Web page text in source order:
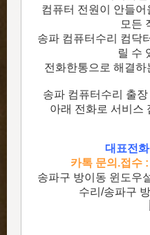
컴퓨터 전원이 안들어
모든
송파 컴퓨터수리 컴닥
릴 수
전화한통으로 해결
송파 컴퓨터수리 출
아래 전화로 서비스
대표전
카톡 문의.접수
송파구 방이동 윈도우
수리/송파구